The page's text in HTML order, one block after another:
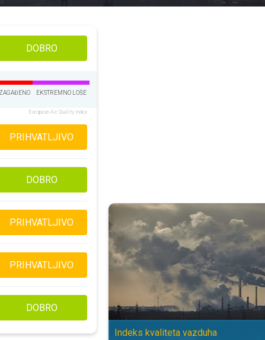
DOBRO
EKSTREMNO LOŠE
European Air Quality Index
PRIHVATLJIVO
DOBRO
PRIHVATLJIVO
PRIHVATLJIVO
DOBRO
Uticaj zagađenja vazduha na zdravlje.
Indeks kvaliteta vazduha